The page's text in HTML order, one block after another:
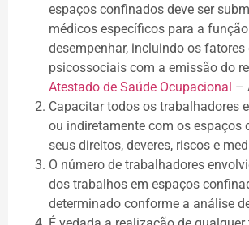
espaços confinados deve ser
médicos específicos para a
desempenhar, incluindo os fatores
psicossociais com a emissão do
Atestado de Saúde Ocupacional –
Capacitar todos os trabalhadores
ou indiretamente com os espaços
seus direitos, deveres, riscos e
O número de trabalhadores
dos trabalhos em espaços
determinado conforme a análise